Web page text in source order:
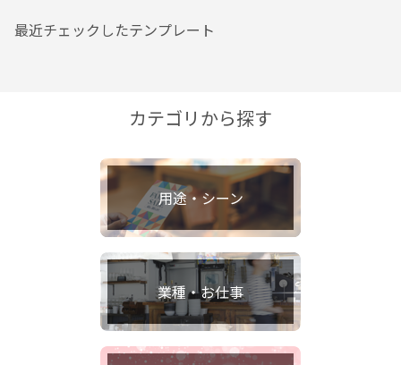
最近チェックしたテンプレート
カテゴリから探す
用途・シーン
業種・お仕事